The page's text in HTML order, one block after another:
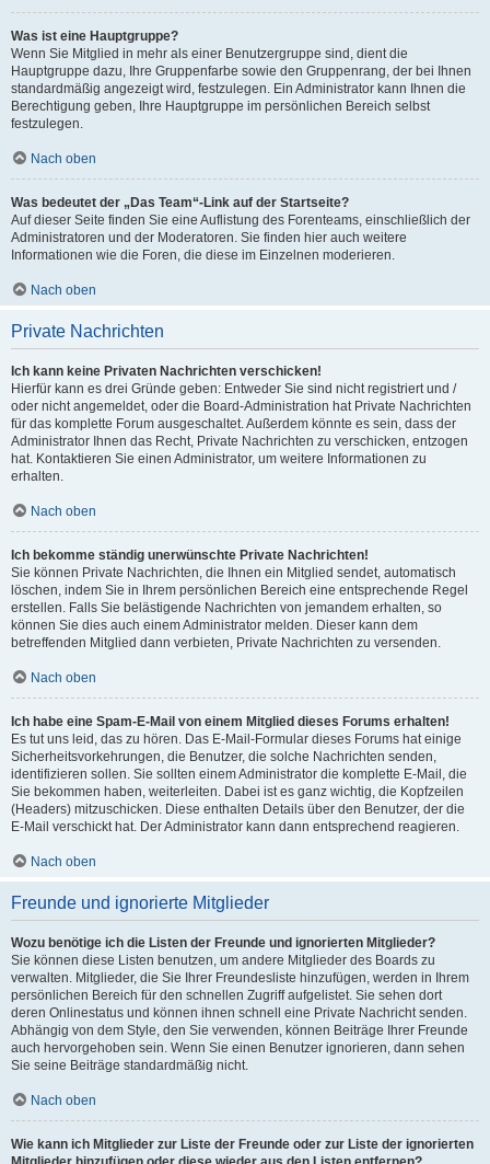
Was ist eine Hauptgruppe?
Wenn Sie Mitglied in mehr als einer Benutzergruppe sind, dient die
Hauptgruppe dazu, Ihre Gruppenfarbe sowie den Gruppenrang, der bei Ihnen
standardmäßig angezeigt wird, festzulegen. Ein Administrator kann Ihnen die
Berechtigung geben, Ihre Hauptgruppe im persönlichen Bereich selbst
festzulegen.
Nach oben
Was bedeutet der „Das Team“-Link auf der Startseite?
Auf dieser Seite finden Sie eine Auflistung des Forenteams, einschließlich der
Administratoren und der Moderatoren. Sie finden hier auch weitere
Informationen wie die Foren, die diese im Einzelnen moderieren.
Nach oben
Private Nachrichten
Ich kann keine Privaten Nachrichten verschicken!
Hierfür kann es drei Gründe geben: Entweder Sie sind nicht registriert und /
oder nicht angemeldet, oder die Board-Administration hat Private Nachrichten
für das komplette Forum ausgeschaltet. Außerdem könnte es sein, dass der
Administrator Ihnen das Recht, Private Nachrichten zu verschicken, entzogen
hat. Kontaktieren Sie einen Administrator, um weitere Informationen zu
erhalten.
Nach oben
Ich bekomme ständig unerwünschte Private Nachrichten!
Sie können Private Nachrichten, die Ihnen ein Mitglied sendet, automatisch
löschen, indem Sie in Ihrem persönlichen Bereich eine entsprechende Regel
erstellen. Falls Sie belästigende Nachrichten von jemandem erhalten, so
können Sie dies auch einem Administrator melden. Dieser kann dem
betreffenden Mitglied dann verbieten, Private Nachrichten zu versenden.
Nach oben
Ich habe eine Spam-E-Mail von einem Mitglied dieses Forums erhalten!
Es tut uns leid, das zu hören. Das E-Mail-Formular dieses Forums hat einige
Sicherheitsvorkehrungen, die Benutzer, die solche Nachrichten senden,
identifizieren sollen. Sie sollten einem Administrator die komplette E-Mail, die
Sie bekommen haben, weiterleiten. Dabei ist es ganz wichtig, die Kopfzeilen
(Headers) mitzuschicken. Diese enthalten Details über den Benutzer, der die
E-Mail verschickt hat. Der Administrator kann dann entsprechend reagieren.
Nach oben
Freunde und ignorierte Mitglieder
Wozu benötige ich die Listen der Freunde und ignorierten Mitglieder?
Sie können diese Listen benutzen, um andere Mitglieder des Boards zu
verwalten. Mitglieder, die Sie Ihrer Freundesliste hinzufügen, werden in Ihrem
persönlichen Bereich für den schnellen Zugriff aufgelistet. Sie sehen dort
deren Onlinestatus und können ihnen schnell eine Private Nachricht senden.
Abhängig von dem Style, den Sie verwenden, können Beiträge Ihrer Freunde
auch hervorgehoben sein. Wenn Sie einen Benutzer ignorieren, dann sehen
Sie seine Beiträge standardmäßig nicht.
Nach oben
Wie kann ich Mitglieder zur Liste der Freunde oder zur Liste der ignorierten